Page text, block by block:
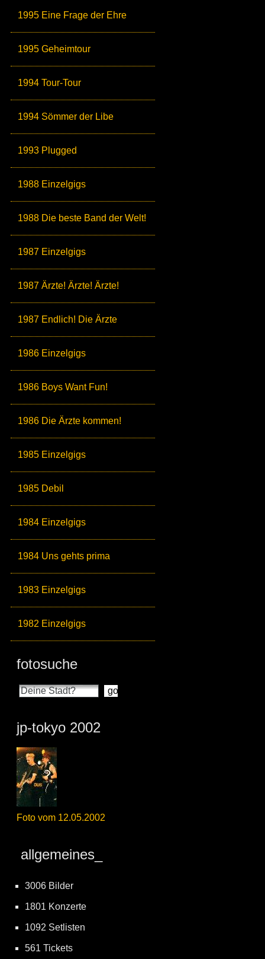
1995 Eine Frage der Ehre
1995 Geheimtour
1994 Tour-Tour
1994 Sömmer der Libe
1993 Plugged
1988 Einzelgigs
1988 Die beste Band der Welt!
1987 Einzelgigs
1987 Ärzte! Ärzte! Ärzte!
1987 Endlich! Die Ärzte
1986 Einzelgigs
1986 Boys Want Fun!
1986 Die Ärzte kommen!
1985 Einzelgigs
1985 Debil
1984 Einzelgigs
1984 Uns gehts prima
1983 Einzelgigs
1982 Einzelgigs
fotosuche
jp-tokyo 2002
Foto vom 12.05.2002
allgemeines_
3006 Bilder
1801 Konzerte
1092 Setlisten
561 Tickets